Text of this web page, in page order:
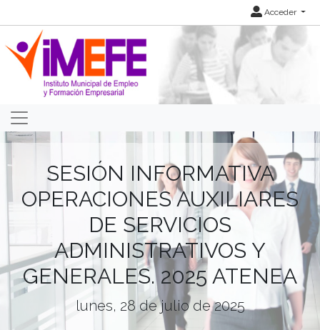
Acceder
SESIÓN INFORMATIVA
OPERACIONES AUXILIARES
DE SERVICIOS
ADMINISTRATIVOS Y
GENERALES. 2025 ATENEA
lunes, 28 de julio de 2025